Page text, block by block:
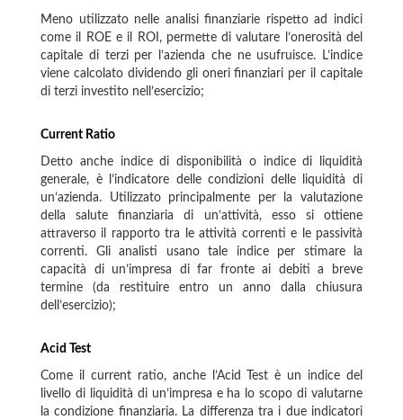
Meno utilizzato nelle analisi finanziarie rispetto ad indici
come il ROE e il ROI, permette di valutare l’onerosità del
capitale di terzi per l’azienda che ne usufruisce. L’indice
viene calcolato dividendo gli oneri finanziari per il capitale
di terzi investito nell’esercizio;
Current Ratio
Detto anche indice di disponibilità o indice di liquidità
generale, è l’indicatore delle condizioni delle liquidità di
un’azienda. Utilizzato principalmente per la valutazione
della salute finanziaria di un’attività, esso si ottiene
attraverso il rapporto tra le attività correnti e le passività
correnti. Gli analisti usano tale indice per stimare la
capacità di un’impresa di far fronte ai debiti a breve
termine (da restituire entro un anno dalla chiusura
dell’esercizio);
Acid Test
Come il current ratio, anche l’Acid Test è un indice del
livello di liquidità di un’impresa e ha lo scopo di valutarne
la condizione finanziaria. La differenza tra i due indicatori